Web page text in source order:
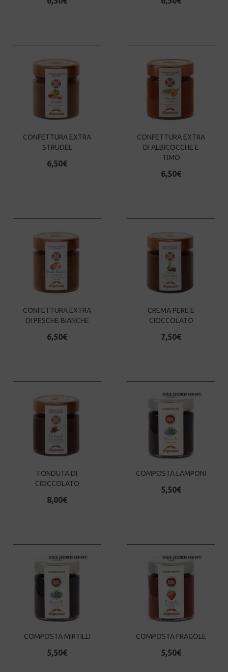
CONFETTURA EXTRA
STRUDEL
6,50€
CONFETTURA EXTRA
DI ALBICOCCHE E
TIMO
6,50€
CONFETTURA EXTRA
DI PESCHE BIANCHE
6,50€
CREMA PERE E
CIOCCOLATO
7,50€
FONDUTA DI
CIOCCOLATO
8,00€
COMPOSTA LAMPONI
5,50€
COMPOSTA MIRTILLI
5,50€
COMPOSTA FRAGOLE
5,50€